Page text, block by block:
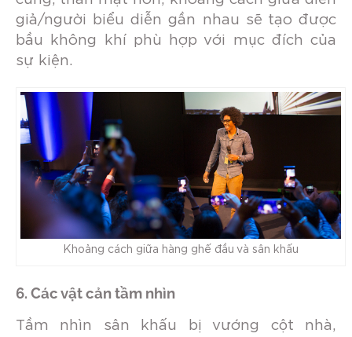
giả/người biểu diễn gần nhau sẽ tạo được
bầu không khí phù hợp với mục đích của
sự kiện.
Khoảng cách giữa hàng ghế đầu và sân khấu
6. Các vật cản tầm nhìn
Tầm nhìn sân khấu bị vướng cột nhà,